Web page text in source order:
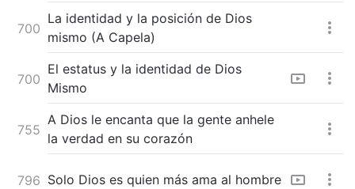
700
La identidad y la posición de Dios
mismo (A Capela)
700
El estatus y la identidad de Dios
Mismo
755
A Dios le encanta que la gente anhele
la verdad en su corazón
796 Solo Dios es quien más ama al hombre